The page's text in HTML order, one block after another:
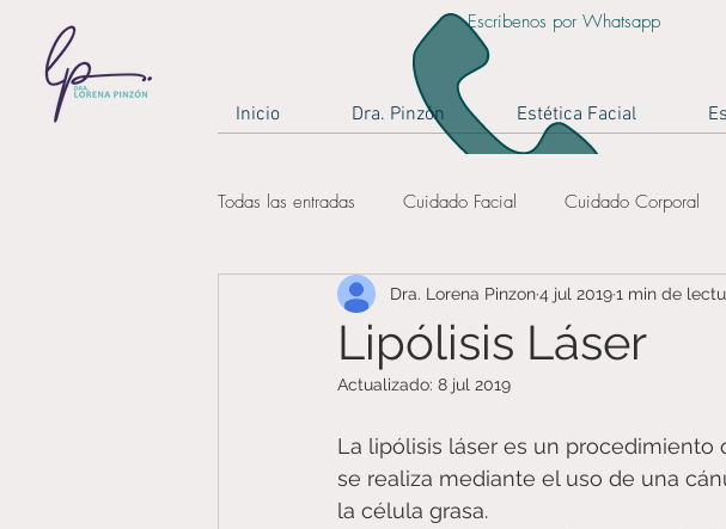
Escribenos por Whatsapp
Inicio Dra. Pinzón Estética Facial
Todas las entradas Cuidado Facial Cuidado Corporal
rejuvenecimiento cuidados de piel piel sana
medicina estética Bogotá
Lipólisis Láser
Dra. Lorena Pinzon4 jul 20191 min de
Actualizado: 8 jul 2019
La lipólisis láser es un procedimiento
se realiza mediante el uso de una
la célula grasa.